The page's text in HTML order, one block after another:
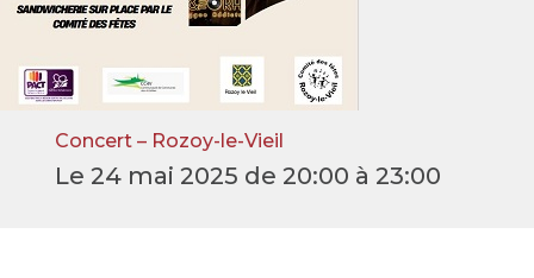
Concert – Rozoy-le-Vieil
Le 24 mai 2025 de 20:00 à 23:00